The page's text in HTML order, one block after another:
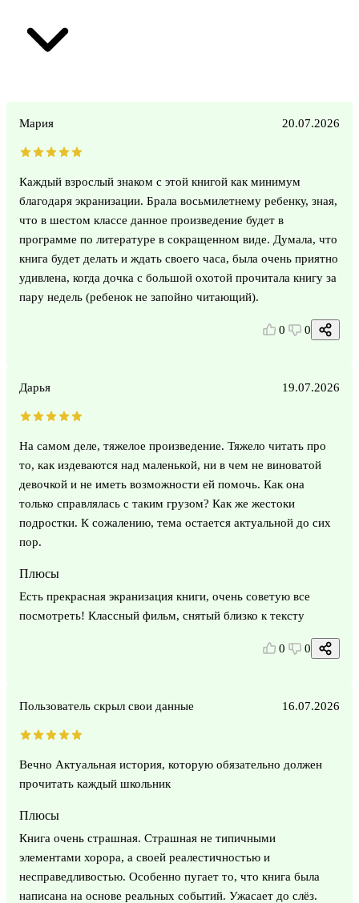
Мария 20.07.2026
Каждый взрослый знаком с этой книгой как минимум
благодаря экранизации. Брала восьмилетнему ребенку, зная,
что в шестом классе данное произведение будет в
программе по литературе в сокращенном виде. Думала, что
книга будет делать и ждать своего часа, была очень приятно
удивлена, когда дочка с большой охотой прочитала книгу за
пару недель (ребенок не запойно читающий).
0 0
Дарья 19.07.2026
На самом деле, тяжелое произведение. Тяжело читать про
то, как издеваются над маленькой, ни в чем не виноватой
девочкой и не иметь возможности ей помочь. Как она
только справлялась с таким грузом? Как же жестоки
подростки. К сожалению, тема остается актуальной до сих
пор.
Плюсы
Есть прекрасная экранизация книги, очень советую все
посмотреть! Классный фильм, снятый близко к тексту
0 0
Пользователь скрыл свои данные 16.07.2026
Вечно Актуальная история, которую обязательно должен
прочитать каждый школьник
Плюсы
Книга очень страшная. Страшная не типичными
элементами хорора, а своей реалестичностью и
несправедливостью. Особенно пугает то, что книга была
написана на основе реальных событий. Ужасает до слëз.